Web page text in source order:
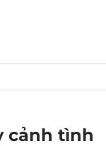
cảnh tình